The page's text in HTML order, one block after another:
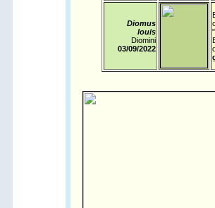
Diomus
louis
Diomini
03/09/2022